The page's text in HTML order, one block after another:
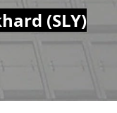
(SLY)